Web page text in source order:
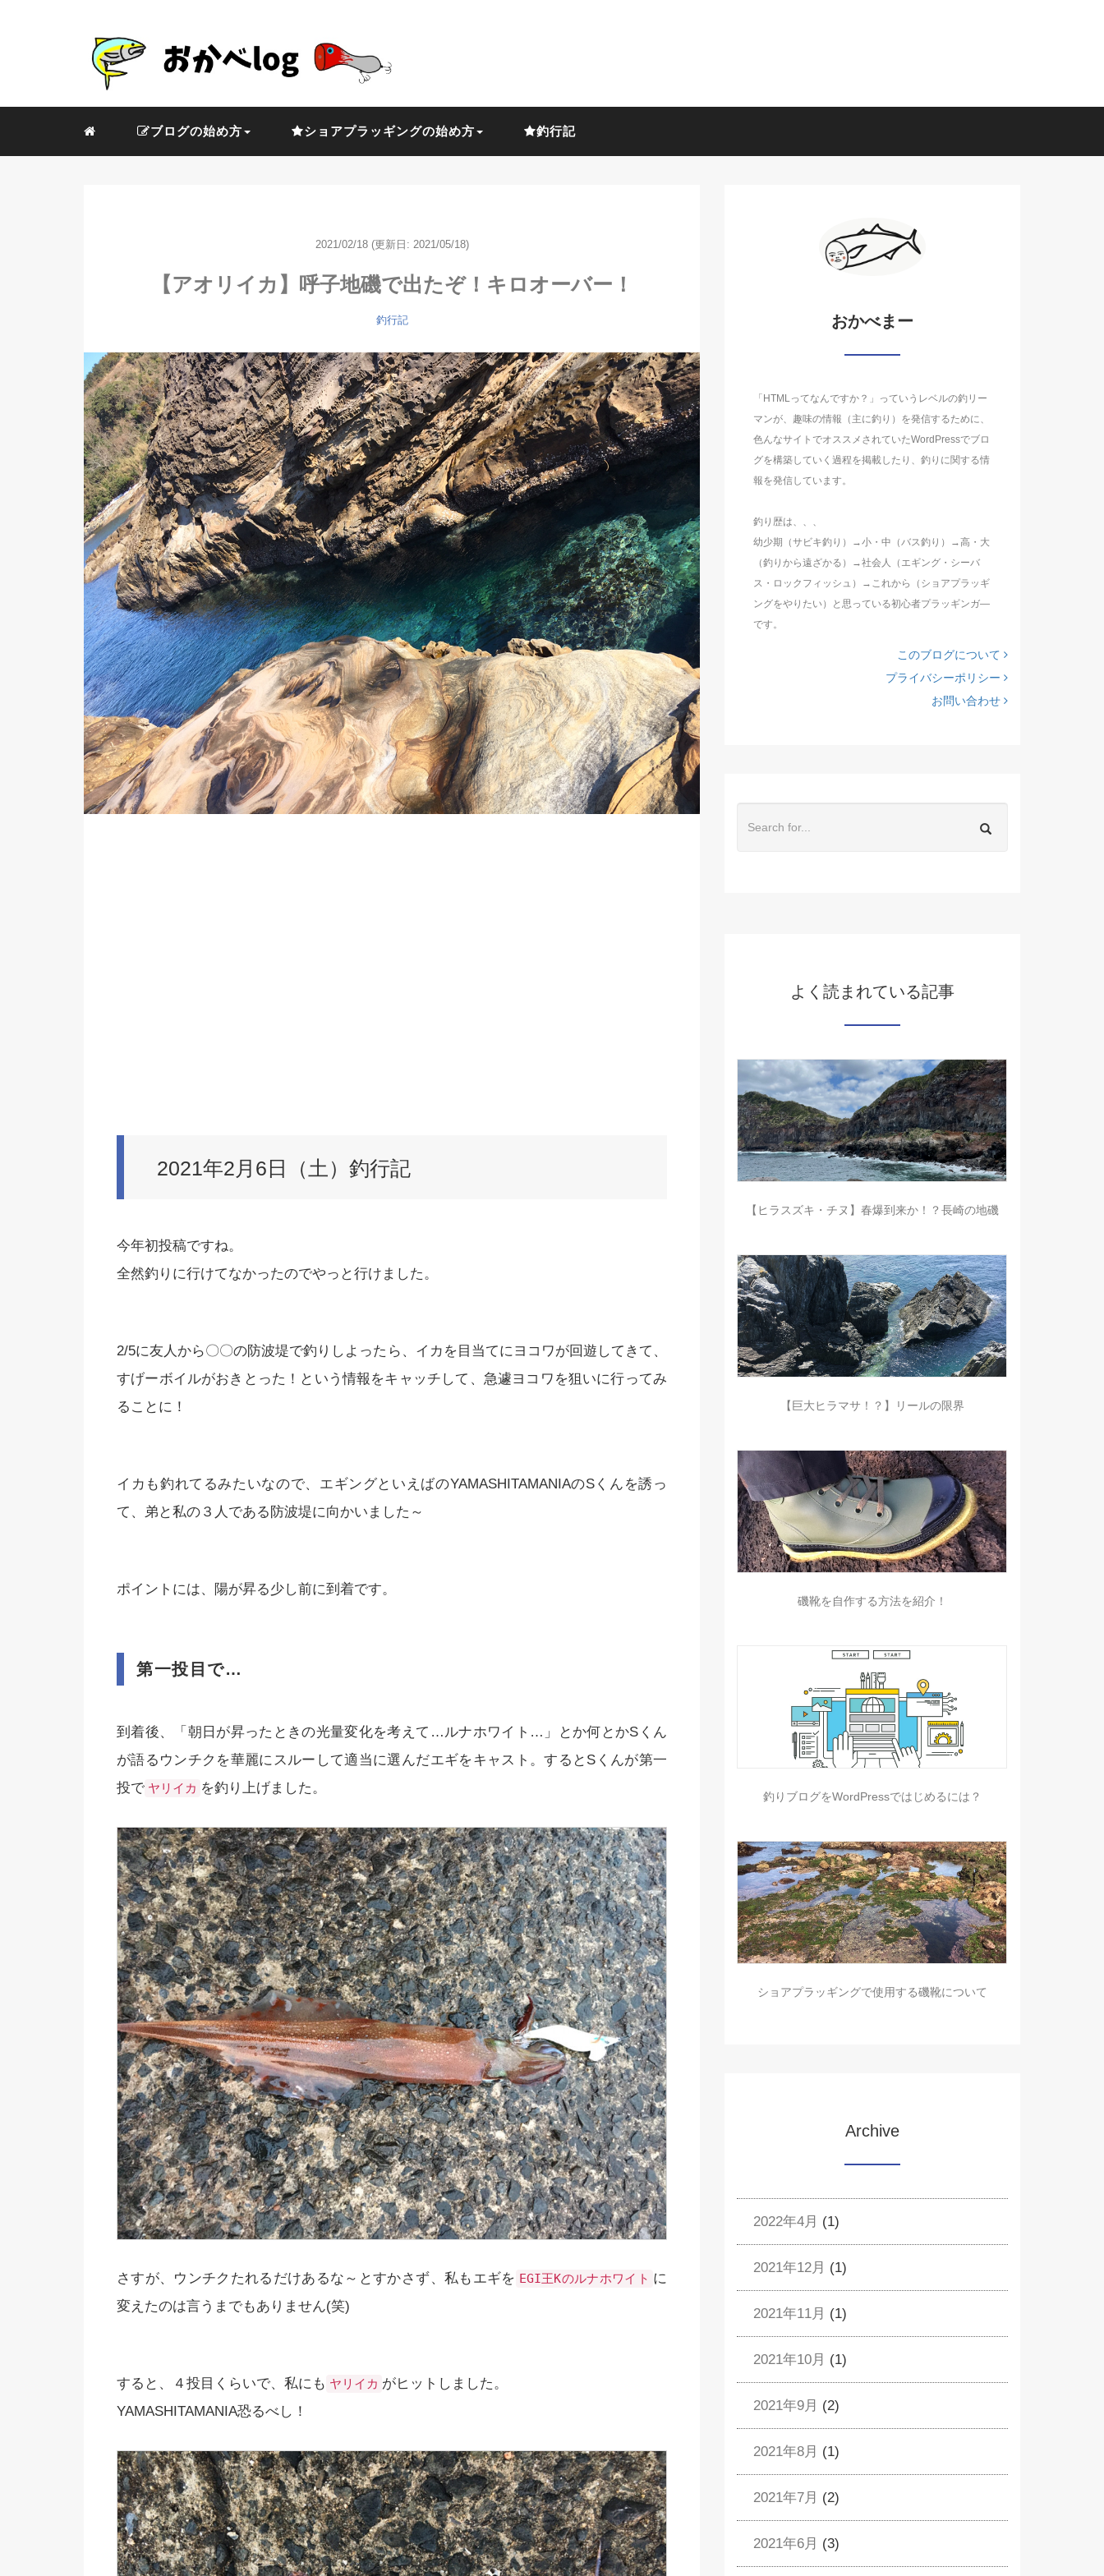
ブログの始め方 ショアプラッギングの始め方 釣行記
2021/02/18 (更新日: 2021/05/18)
【アオリイカ】呼子地磯で出たぞ！キロオーバー！
釣行記
2021年2月6日（土）釣行記
今年初投稿ですね。
全然釣りに行けてなかったのでやっと行けました。
2/5に友人から〇〇の防波堤で釣りしよったら、イカを目当てにヨコワが回遊してきて、
すげーボイルがおきとった！という情報をキャッチして、急遽ヨコワを狙いに行ってみ
ることに！
イカも釣れてるみたいなので、エギングといえばのYAMASHITAMANIAのSくんを誘っ
て、弟と私の３人である防波堤に向かいました～
ポイントには、陽が昇る少し前に到着です。
第一投目で…
到着後、「朝日が昇ったときの光量変化を考えて…ルナホワイト…」とか何とかSくん
が語るウンチクを華麗にスルーして適当に選んだエギをキャスト。するとSくんが第一
投で ヤリイカ を釣り上げました。
さすが、ウンチクたれるだけあるな～とすかさず、私もエギを EGI王Kのルナホワイト に
変えたのは言うまでもありません(笑)
すると、４投目くらいで、私にも ヤリイカ がヒットしました。
YAMASHITAMANIA恐るべし！
おかべまー
「HTMLってなんですか？」っていうレベルの釣リー
マンが、趣味の情報（主に釣り）を発信するために、
色んなサイトでオススメされていたWordPressでブロ
グを構築していく過程を掲載したり、釣りに関する情
報を発信しています。
釣り歴は、、、
幼少期（サビキ釣り）→小・中（バス釣り）→高・大
（釣りから遠ざかる）→社会人（エギング・シーバ
ス・ロックフィッシュ）→これから（ショアプラッギ
ングをやりたい）と思っている初心者プラッギンガ―
です。
このブログについて
プライバシーポリシー
お問い合わせ
よく読まれている記事
【ヒラスズキ・チヌ】春爆到来か！？長崎の地磯
【巨大ヒラマサ！？】リールの限界
磯靴を自作する方法を紹介！
釣りブログをWordPressではじめるには？
ショアプラッギングで使用する磯靴について
Archive
2022年4月 (1)
2021年12月 (1)
2021年11月 (1)
2021年10月 (1)
2021年9月 (2)
2021年8月 (1)
2021年7月 (2)
2021年6月 (3)